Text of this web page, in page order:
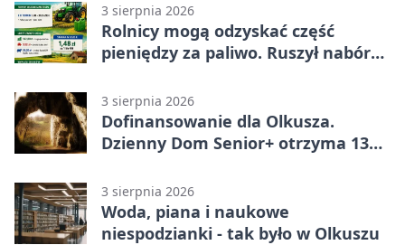
3 sierpnia 2026
Rolnicy mogą odzyskać część
pieniędzy za paliwo. Ruszył nabór
3 sierpnia 2026
Dofinansowanie dla Olkusza.
Dzienny Dom Senior+ otrzyma 134
3 sierpnia 2026
Woda, piana i naukowe
niespodzianki - tak było w Olkuszu